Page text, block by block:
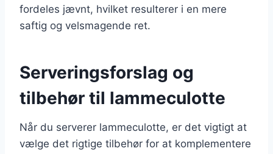
fordeles jævnt, hvilket resulterer i en mere
saftig og velsmagende ret.
Serveringsforslag og
tilbehør til lammeculotte
Når du serverer lammeculotte, er det vigtigt at
vælge det rigtige tilbehør for at komplementere